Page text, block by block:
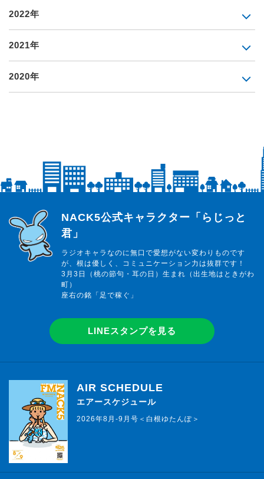
2022年
2021年
2020年
らじっと君
NACK5公式キャラクター「らじっと
君」
ラジオキャラなのに無口で愛想がない変わりものです
が、根は優しく、コミュニケーション力は抜群です！
3月3日（桃の節句・耳の日）生まれ（出生地はときがわ
町）
座右の銘「足で稼ぐ」
LINEスタンプを見る
AIR SCHEDULE
エアースケジュール
2026年8月-9月号＜白根ゆたんぽ＞